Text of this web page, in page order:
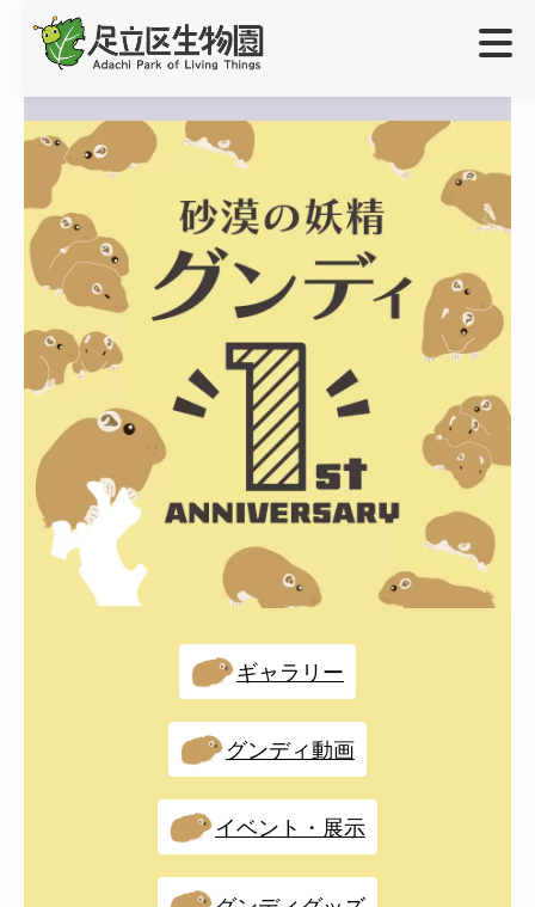
ご利用案内
入園料
アクセス
障がいをお持ちのお客様へ
小さなお子様連れのお客さまへ
学校・団体の方へ
生物園団体利用について
出張授業について
職場体験・インターン実習・学芸員実習について
イベント
展示
常設展（園内マップ）
生物園の生きもの
過去の紹介生きもの（展示休止中）
オンラインショップ
お問い合わせ
ギャラリー
グンディ動画
イベント・展示